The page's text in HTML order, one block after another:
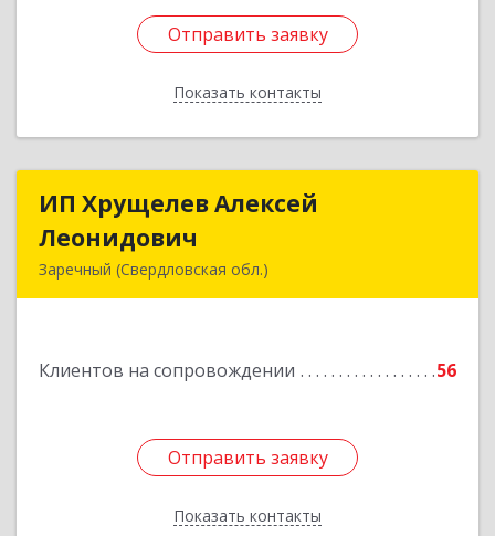
Отправить заявку
Показать контакты
Отправить заявку
Назад
ИП Хрущелев Алексей
Леонидович
Заречный (Свердловская обл.)
Клиентов на сопровождении 56
Отправить заявку
Показать контакты
ИП Хрущелев Алексей
Подробнее
Отправить заявку
Назад